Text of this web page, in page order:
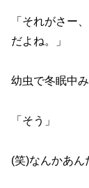
「それがさー
だよね。」
幼虫で冬眠中
「そう」
(笑)なんかあん